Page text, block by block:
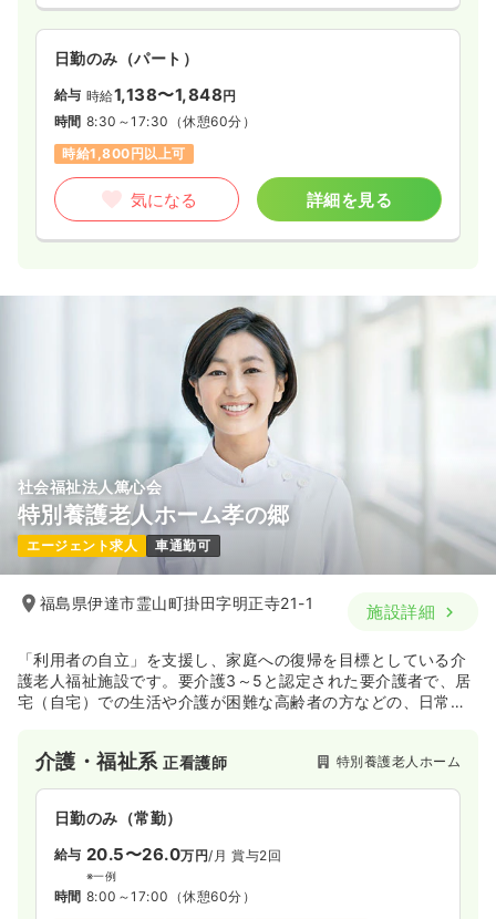
日勤のみ（パート）
給与 時給1,138〜1,848円
時間 8:30～17:30 （休憩60分）
時給1,800円以上可
気になる 詳細を見る
社会福祉法人篤心会
特別養護老人ホーム孝の郷
エージェント求人 車通勤可
福島県伊達市霊山町掛田字明正寺21-1 施設詳細
「利用者の自立」を支援し、家庭への復帰を目標としている介
護老人福祉施設です。要介護3～5と認定された要介護者で、居
宅（自宅）での生活や介護が困難な高齢者の方などの、日常生
介護・福祉系正看護師 特別養護老人ホーム
日勤のみ（常勤）
給与 20.5〜26.0万円/月 賞与2回
※一例
時間 8:00～17:00 （休憩60分）